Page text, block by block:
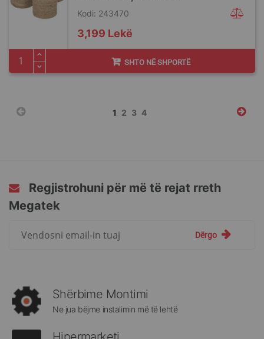
Kodi: 243470
3,199 Lekë
SHTO NË SHPORTË
Faqja
You're
1 Faqja
2 Faqja
3 Faqja
4
Regjistrohuni për më të rejat rreth
Megatek
rreth
Megatek:
Dërgo
Shërbime Montimi
Ne jua bëjme instalimin më të lehtë